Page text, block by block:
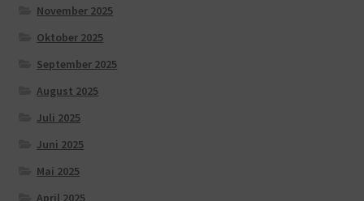
November 2025
Oktober 2025
September 2025
August 2025
Juli 2025
Juni 2025
Mai 2025
April 2025